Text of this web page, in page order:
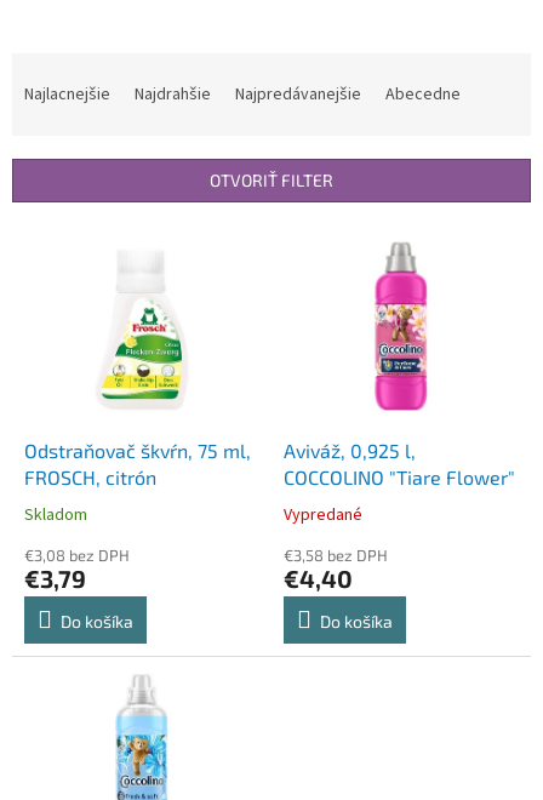
i
Najlacnejšie Najdrahšie Najpredávanejšie Abecedne
OTVORIŤ FILTER
Odstraňovač škvŕn, 75 ml,
FROSCH, citrón
Skladom
€3,08 bez DPH
€3,79
Do košíka
Aviváž, 0,925 l,
COCCOLINO "Tiare Flower"
Vypredané
€3,58 bez DPH
€4,40
Do košíka